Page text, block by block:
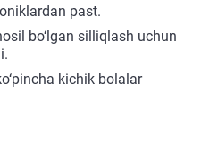
past.
bo‘lgan silliqlash uchun
kichik bolalar